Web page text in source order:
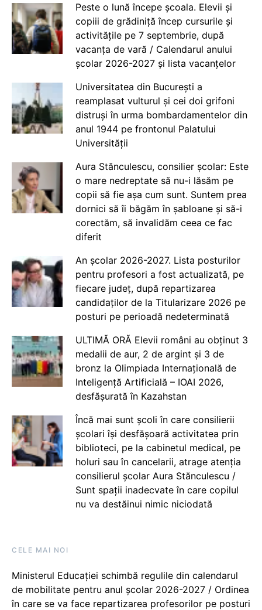
Peste o lună începe școala. Elevii și
copiii de grădiniță încep cursurile și
activitățile pe 7 septembrie, după
vacanța de vară / Calendarul anului
școlar 2026-2027 și lista vacanțelor
Universitatea din București a
reamplasat vulturul și cei doi grifoni
distruși în urma bombardamentelor din
anul 1944 pe frontonul Palatului
Universității
Aura Stănculescu, consilier școlar: Este
o mare nedreptate să nu-i lăsăm pe
copii să fie așa cum sunt. Suntem prea
dornici să îi băgăm în șabloane și să-i
corectăm, să invalidăm ceea ce fac
diferit
An școlar 2026-2027. Lista posturilor
pentru profesori a fost actualizată, pe
fiecare județ, după repartizarea
candidaților de la Titularizare 2026 pe
posturi pe perioadă nedeterminată
ULTIMĂ ORĂ Elevii români au obținut 3
medalii de aur, 2 de argint și 3 de
bronz la Olimpiada Internațională de
Inteligență Artificială – IOAI 2026,
desfășurată în Kazahstan
Încă mai sunt școli în care consilierii
școlari își desfășoară activitatea prin
biblioteci, pe la cabinetul medical, pe
holuri sau în cancelarii, atrage atenția
consilierul școlar Aura Stănculescu /
Sunt spații inadecvate în care copilul
nu va destăinui nimic niciodată
CELE MAI NOI
Ministerul Educației schimbă regulile din calendarul
de mobilitate pentru anul școlar 2026-2027 / Ordinea
în care se va face repartizarea profesorilor pe posturi